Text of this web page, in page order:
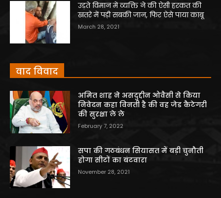
उड़ते विमान में व्यक्ति ने की ऐसी हरकत की
खतरे में पड़ी सबकी जान, फिर ऐसे पाया काबू
March 28, 2021
वाद विवाद
अमित शाह ने असदुद्दीन ओवैसी से किया
निवेदन कहा विनती है की वह जेड कैटेगरी
की सुरक्षा ले ले
February 7, 2022
सपा की गठबंधन सियासत में बड़ी चुनौती
होगा सीटों का बंटवारा
November 28, 2021